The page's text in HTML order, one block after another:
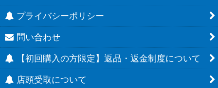
プライバシーポリシー
問い合わせ
【初回購入の方限定】返品・返金制度について
店頭受取について